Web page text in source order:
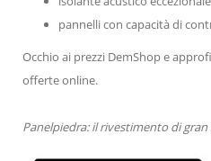
pannelli con capacità di
Occhio ai prezzi DemShop e
offerte online.
Panelpiedra: il rivestimento di